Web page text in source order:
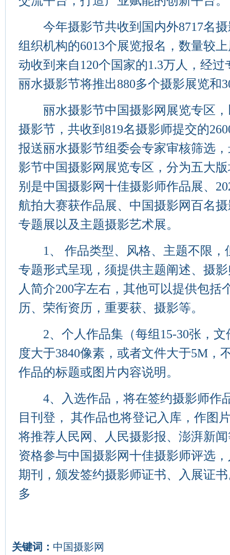
今年摄影节共收到国内外8717名摄
组织机构的6013个展览报名，数量较
动收到来自120个国家的1.3万人，经
丽水摄影节将推出880多个摄影展览和
丽水摄影节中国摄影网展览专区，
摄影节，共收到819名摄影师提交的
报送丽水摄影节组委会专家审核筛选
影节中国摄影网展览专区，分为五大
别是中国摄影网十佳摄影师作品展、
航拍大赛获作品展、中国摄影网百名
专题展以及主题摄影艺术展。
1、 作品类型、风格、主题不限，
专题形式呈现，须提供主题阐述、摄
人简介200字左右，其他可以提供包括
历、荣衔资历，重要获、摄影等。
2、个人作品集（每组15-30张，文
度大于3840像素，或者文件大于5M，
作品的标题或图片内容说明。
4、入选作品，将在签约摄影师作
目刊登， 其作品也将登记入库，作图
将推荐人民网、人民摄影报、澎湃新
资格参与中国摄影网十佳摄影师评选
期刊，颁发签约摄影师证书、入展证
多
关键词： 中国摄影网